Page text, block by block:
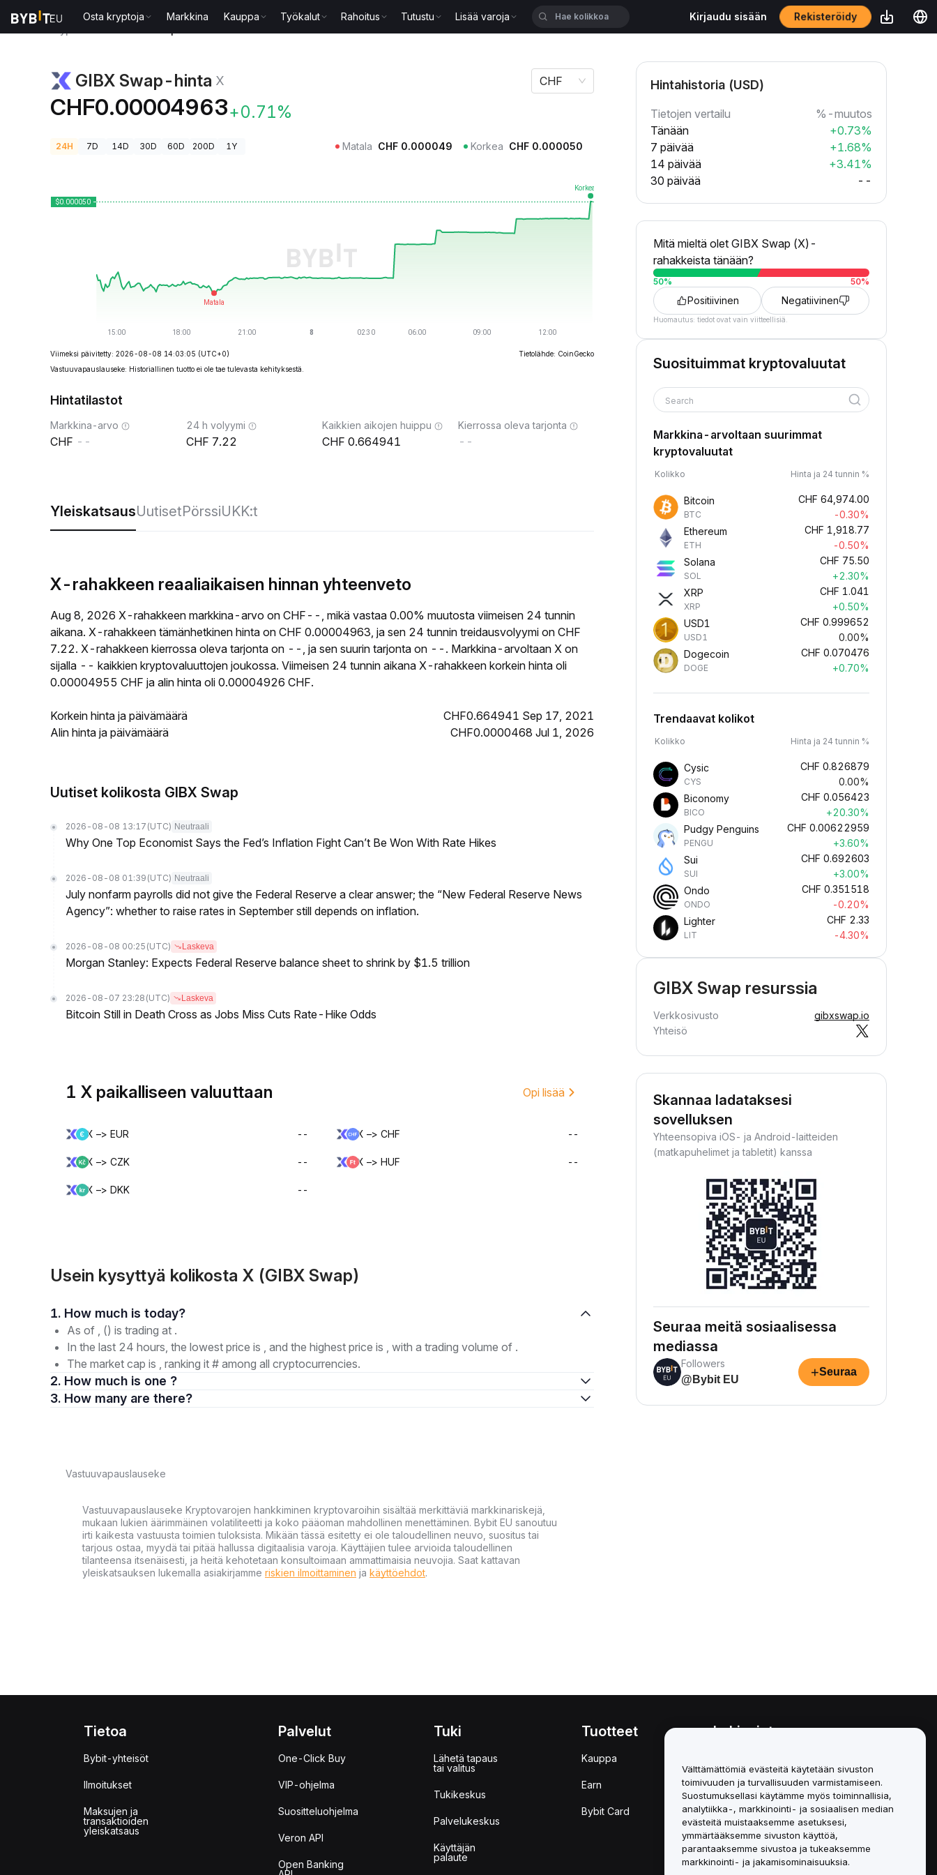
Osta kryptoja Markkina Kauppa Työkalut Rahoitus Tutustu Lisää varoja Kirjaudu sisään Rekisteröidy
GIBX Swap-hinta X
CHF0.00004963+0.71%
CHF
24H 7D 14D 30D 60D 200D 1Y Matala CHF 0.000049 Korkea CHF 0.000050
Viimeksi päivitetty: 2026-08-08 14:03:05 (UTC+0)
Tietolähde: CoinGecko
Vastuuvapauslauseke: Historiallinen tuotto ei ole tae tulevasta kehityksestä.
Hintatilastot
Markkina-arvo
--
24 h volyymi
7.22
Kaikkien aikojen huippu
0.664941
Kierrossa oleva tarjonta
--
YleiskatsausUutisetPörssiUKK:t
X-rahakkeen reaaliaikaisen hinnan yhteenveto
Aug 8, 2026 X-rahakkeen markkina-arvo on CHF--, mikä vastaa 0.00% muutosta viimeisen 24 tunnin
aikana. X-rahakkeen tämänhetkinen hinta on CHF 0.00004963, ja sen 24 tunnin treidausvolyymi on CHF
7.22. X-rahakkeen kierrossa oleva tarjonta on --, ja sen suurin tarjonta on --. Markkina-arvoltaan X on
sijalla -- kaikkien kryptovaluuttojen joukossa. Viimeisen 24 tunnin aikana X-rahakkeen korkein hinta oli
0.00004955 CHF ja alin hinta oli 0.00004926 CHF.
Korkein hinta ja päivämäärä
CHF0.664941 Sep 17, 2021
Alin hinta ja päivämäärä
CHF0.0000468 Jul 1, 2026
Uutiset kolikosta GIBX Swap
2026-08-08 13:17 (UTC) Neutraali
Why One Top Economist Says the Fed’s Inflation Fight Can’t Be Won With Rate Hikes
2026-08-08 01:39 (UTC) Neutraali
July nonfarm payrolls did not give the Federal Reserve a clear answer; the “New Federal Reserve News
Agency”: whether to raise rates in September still depends on inflation.
2026-08-08 00:25 (UTC) Laskeva
Morgan Stanley: Expects Federal Reserve balance sheet to shrink by $1.5 trillion
2026-08-07 23:28 (UTC) Laskeva
Bitcoin Still in Death Cross as Jobs Miss Cuts Rate-Hike Odds
1 X paikalliseen valuuttaan Opi lisää
X –> EUR -- X –> CHF --
X –> CZK -- X –> HUF --
X –> DKK --
Usein kysyttyä kolikosta X (GIBX Swap)
1. How much is today?
As of , () is trading at .
In the last 24 hours, the lowest price is , and the highest price is , with a trading volume of .
The market cap is , ranking it # among all cryptocurrencies.
2. How much is one ?
3. How many are there?
Vastuuvapauslauseke
Vastuuvapauslauseke Kryptovarojen hankkiminen kryptovaroihin sisältää merkittäviä markkinariskejä,
mukaan lukien äärimmäinen volatiliteetti ja koko pääoman mahdollinen menettäminen. Bybit EU sanoutuu
irti kaikesta vastuusta toimien tuloksista. Mikään tässä esitetty ei ole taloudellinen neuvo, suositus tai
tarjous ostaa, myydä tai pitää hallussa digitaalisia varoja. Käyttäjien tulee arvioida taloudellinen
tilanteensa itsenäisesti, ja heitä kehotetaan konsultoimaan ammattimaisia neuvojia. Saat kattavan
yleiskatsauksen lukemalla asiakirjamme riskien ilmoittaminen ja käyttöehdot.
Hintahistoria (USD)
Tietojen vertailu
%-muutos
Tänään
+0.73%
7 päivää
+1.68%
14 päivää
+3.41%
30 päivää
--
Mitä mieltä olet GIBX Swap (X)-
rahakkeista tänään?
50% 50%
Positiivinen Negatiivinen
Huomautus: tiedot ovat vain viitteellisiä.
Suosituimmat kryptovaluutat
Search
Markkina-arvoltaan suurimmat
kryptovaluutat
Kolikko Hinta ja 24 tunnin %
Bitcoin
BTC
CHF 64,974.00
-0.30%
Ethereum
ETH
CHF 1,918.77
-0.50%
Solana
SOL
CHF 75.50
+2.30%
XRP
XRP
CHF 1.041
+0.50%
USD1
USD1
CHF 0.999652
0.00%
Dogecoin
DOGE
CHF 0.070476
+0.70%
Trendaavat kolikot
Kolikko Hinta ja 24 tunnin %
Cysic
CYS
CHF 0.826879
0.00%
Biconomy
BICO
CHF 0.056423
+20.30%
Pudgy Penguins
PENGU
CHF 0.00622959
+3.60%
Sui
SUI
CHF 0.692603
+3.00%
Ondo
ONDO
CHF 0.351518
-0.20%
Lighter
LIT
CHF 2.33
-4.30%
GIBX Swap resurssia
Verkkosivusto
gibxswap.io
Yhteisö
Skannaa ladataksesi
sovelluksen
Yhteensopiva iOS- ja Android-laitteiden
(matkapuhelimet ja tabletit) kanssa
Seuraa meitä sosiaalisessa
mediassa
Followers
@Bybit EU
+Seuraa
Tietoa
Bybit-yhteisöt
Ilmoitukset
Maksujen ja
transaktioiden
yleiskatsaus
Palvelut
One-Click Buy
VIP-ohjelma
Suositteluohjelma
Veron API
Open Banking
Tuki
Lähetä tapaus
tai valitus
Tukikeskus
Palvelukeskus
Käyttäjän
palaute
Tuotteet
Kauppa
Earn
Bybit Card
Lakiasiat
Yhteenveto säilytys- ja
hallinnointikäytännöstä
ESG-tiedot
Crypto-Asset White Papers
Välttämättömiä evästeitä käytetään sivuston
toimivuuden ja turvallisuuden varmistamiseen.
Suostumuksellasi käytämme myös toiminnallisia,
analytiikka-, markkinointi- ja sosiaalisen median
evästeitä muistaaksemme asetuksesi,
ymmärtääksemme sivuston käyttöä,
parantaaksemme sivustoa ja tukeaksemme
markkinointi- ja jakamisominaisuuksia.